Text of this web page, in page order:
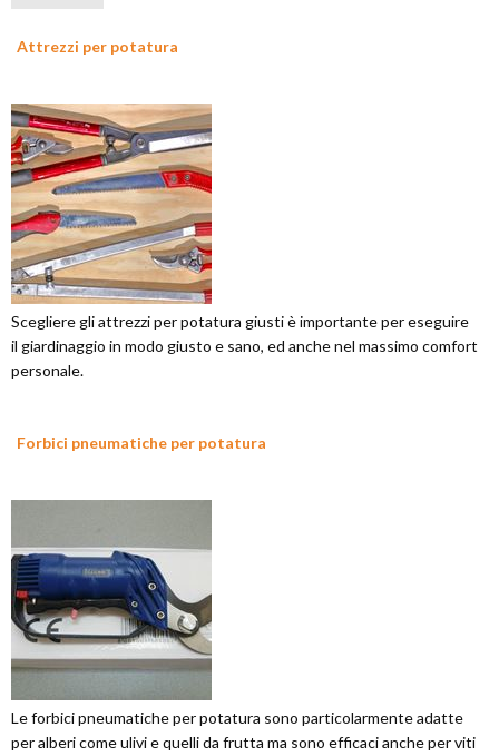
Attrezzi per potatura
Scegliere gli attrezzi per potatura giusti è importante per eseguire
il giardinaggio in modo giusto e sano, ed anche nel massimo comfort
personale.
Forbici pneumatiche per potatura
Le forbici pneumatiche per potatura sono particolarmente adatte
per alberi come ulivi e quelli da frutta ma sono efficaci anche per viti